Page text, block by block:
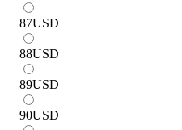
87USD
88USD
89USD
90USD